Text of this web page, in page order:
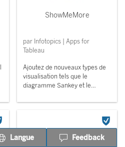
ShowMeMore
par Infotopics | Apps for
Tableau
Ajoutez de nouveaux types de
visualisation tels que le
diagramme Sankey et le
tableaux d...
Langue Feedback